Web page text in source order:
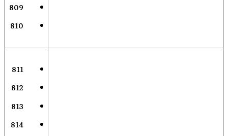
809
810
811
812
813
814